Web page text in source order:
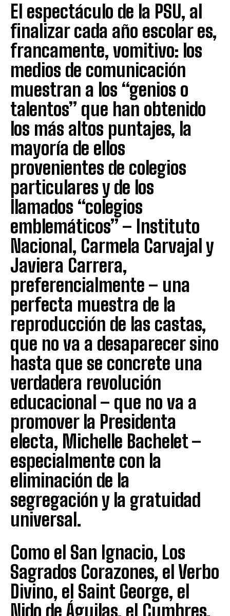
El espectáculo de la PSU, al
finalizar cada año escolar es,
francamente, vomitivo: los
medios de comunicación
muestran a los “genios o
talentos” que han obtenido
los más altos puntajes, la
mayoría de ellos
provenientes de colegios
particulares y de los
llamados “colegios
emblemáticos” – Instituto
Nacional, Carmela Carvajal y
Javiera Carrera,
preferencialmente – una
perfecta muestra de la
reproducción de las castas,
que no va a desaparecer sino
hasta que se concrete una
verdadera revolución
educacional – que no va a
promover la Presidenta
electa, Michelle Bachelet –
especialmente con la
eliminación de la
segregación y la gratuidad
universal.
Como el San Ignacio, Los
Sagrados Corazones, el Verbo
Divino, el Saint George, el
Nido de Águilas, el Cumbres,